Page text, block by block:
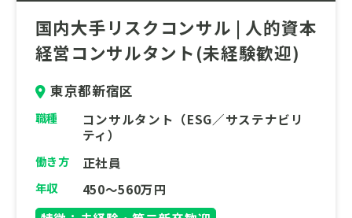
国内大手リスクコンサル | 人的資本
経営コンサルタント(未経験歓迎)
東京都新宿区
職種
コンサルタント（ESG／サステナビリ
ティ）
働き方 正社員
年収
450～560万円